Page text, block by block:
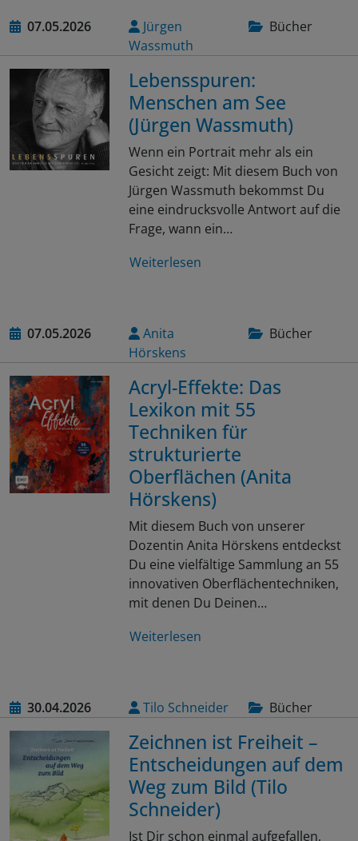
07.05.2026
Jürgen
Wassmuth
Bücher
Lebensspuren:
Menschen am See
(Jürgen Wassmuth)
Wenn ein Portrait mehr als ein
Gesicht zeigt: Mit diesem Buch von
Jürgen Wassmuth bekommst Du
eine eindrucksvolle Antwort auf die
Frage, wann ein…
Weiterlesen
07.05.2026
Anita
Hörskens
Bücher
Acryl-Effekte: Das
Lexikon mit 55
Techniken für
strukturierte
Oberflächen (Anita
Hörskens)
Mit diesem Buch von unserer
Dozentin Anita Hörskens entdeckst
Du eine vielfältige Sammlung an 55
innovativen Oberflächentechniken,
mit denen Du Deinen…
Weiterlesen
30.04.2026 Tilo Schneider Bücher
Zeichnen ist Freiheit –
Entscheidungen auf dem
Weg zum Bild (Tilo
Schneider)
Ist Dir schon einmal aufgefallen,